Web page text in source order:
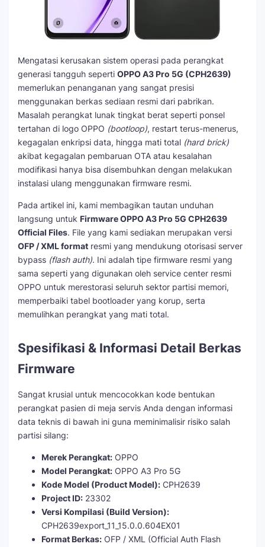
Mengatasi kerusakan sistem operasi pada perangkat
generasi tangguh seperti OPPO A3 Pro 5G (CPH2639)
memerlukan penanganan yang sangat presisi
menggunakan berkas sediaan resmi dari pabrikan.
Masalah perangkat lunak tingkat berat seperti ponsel
tertahan di logo OPPO (bootloop), restart terus-menerus,
kegagalan enkripsi data, hingga mati total (hard brick)
akibat kegagalan pembaruan OTA atau kesalahan
modifikasi hanya bisa disembuhkan dengan melakukan
instalasi ulang menggunakan firmware resmi.
Pada artikel ini, kami membagikan tautan unduhan
langsung untuk Firmware OPPO A3 Pro 5G CPH2639
Official Files. File yang kami sediakan merupakan versi
OFP / XML format resmi yang mendukung otorisasi server
bypass (flash auth). Ini adalah tipe firmware resmi yang
sama seperti yang digunakan oleh service center resmi
OPPO untuk merestorasi seluruh sektor partisi memori,
memperbaiki tabel bootloader yang korup, serta
memulihkan perangkat yang mati total.
Spesifikasi & Informasi Detail Berkas
Firmware
Sangat krusial untuk mencocokkan kode bentukan
perangkat pasien di meja servis Anda dengan informasi
data teknis di bawah ini guna meminimalisir risiko salah
partisi silang:
Merek Perangkat: OPPO
Model Perangkat: OPPO A3 Pro 5G
Kode Model (Product Model): CPH2639
Project ID: 23302
Versi Kompilasi (Build Version):
CPH2639export_11_15.0.0.604EX01
Format Berkas: OFP / XML (Official Auth Flash